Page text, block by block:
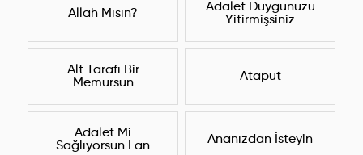
Allah Mısın?
Adalet Duygunuzu
Yitirmişsiniz
Alt Tarafı Bir
Memursun
Ataput
Adalet Mi
Sağlıyorsun Lan
Ananızdan İsteyin